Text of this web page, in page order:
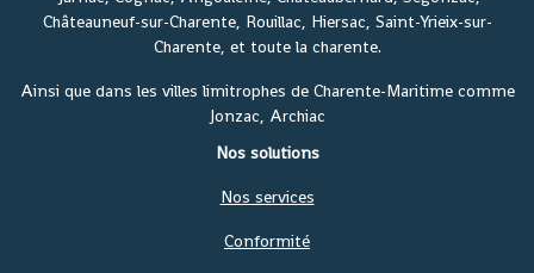
Châteauneuf-sur-Charente, Rouillac, Hiersac, Saint-Yrieix-sur-
Charente, et toute la charente.
Ainsi que dans les villes limitrophes de Charente-Maritime comme
Jonzac, Archiac
Nos solutions
Nos services
Conformité